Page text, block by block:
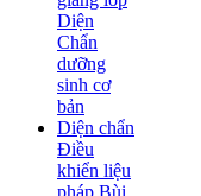
Diện
Chẩn
dưỡng
sinh cơ
bản
Diện chẩn
Điều
khiển liệu
pháp Bùi